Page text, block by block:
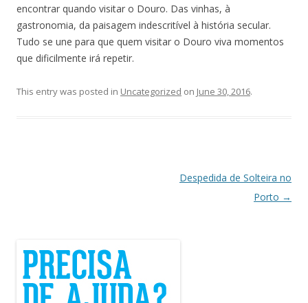
encontrar quando visitar o Douro. Das vinhas, à
gastronomia, da paisagem indescritível à história secular.
Tudo se une para que quem visitar o Douro viva momentos
que dificilmente irá repetir.
This entry was posted in Uncategorized on June 30, 2016.
Despedida de Solteira no
Porto →